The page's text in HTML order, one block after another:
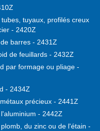
tuyaux, profilés creux
- 2420Z
barres - 2431Z
de feuillards - 2432Z
par formage ou pliage -
- 2434Z
précieux - 2441Z
- 2442Z
du zinc ou de l'étain -